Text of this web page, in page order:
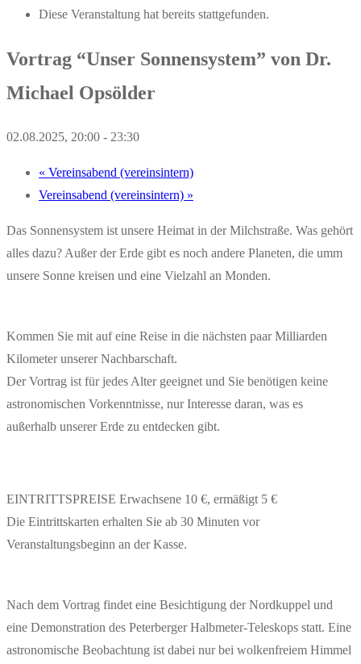
Diese Veranstaltung hat bereits stattgefunden.
Vortrag “Unser Sonnensystem” von Dr.
Michael Opsölder
02.08.2025, 20:00 - 23:30
« Vereinsabend (vereinsintern)
Vereinsabend (vereinsintern) »
Das Sonnensystem ist unsere Heimat in der Milchstraße. Was gehört
alles dazu? Außer der Erde gibt es noch andere Planeten, die umm
unsere Sonne kreisen und eine Vielzahl an Monden.
Kommen Sie mit auf eine Reise in die nächsten paar Milliarden
Kilometer unserer Nachbarschaft.
Der Vortrag ist für jedes Alter geeignet und Sie benötigen keine
astronomischen Vorkenntnisse, nur Interesse daran, was es
außerhalb unserer Erde zu entdecken gibt.
EINTRITTSPREISE Erwachsene 10 €, ermäßigt 5 €
Die Eintrittskarten erhalten Sie ab 30 Minuten vor
Veranstaltungsbeginn an der Kasse.
Nach dem Vortrag findet eine Besichtigung der Nordkuppel und
eine Demonstration des Peterberger Halbmeter-Teleskops statt. Eine
astronomische Beobachtung ist dabei nur bei wolkenfreiem Himmel